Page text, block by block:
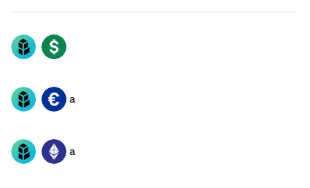
BNT USD
BNT EUR a
BNT ETH a